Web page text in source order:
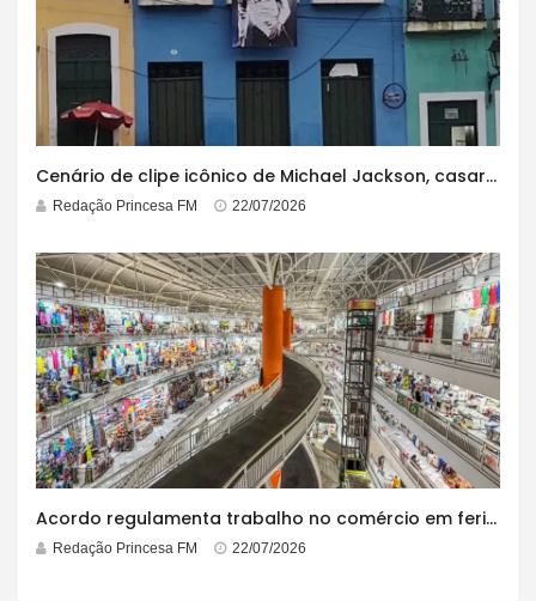
Cenário de clipe icônico de Michael Jackson, casarão azul no centro do Pelourinho enfrenta ordem de desocupação
Redação Princesa FM 22/07/2026
Acordo regulamenta trabalho no comércio em feriados
Redação Princesa FM 22/07/2026